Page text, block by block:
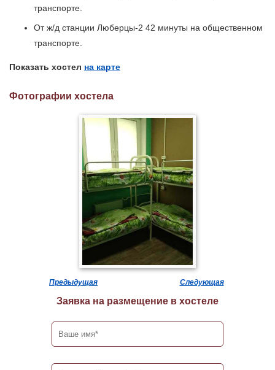
транспорте.
От ж/д станции Люберцы-2 42 минуты на общественном
транспорте.
Показать хостел на карте
Фотографии хостела
Предыдущая Следующая
Заявка на размещение в хостеле